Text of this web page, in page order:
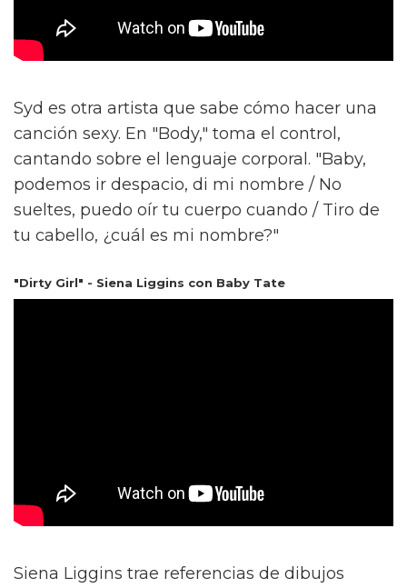
Syd es otra artista que sabe cómo hacer una
canción sexy. En "Body," toma el control,
cantando sobre el lenguaje corporal. "Baby,
podemos ir despacio, di mi nombre / No
sueltes, puedo oír tu cuerpo cuando / Tiro de
tu cabello, ¿cuál es mi nombre?"
"Dirty Girl" - Siena Liggins con Baby Tate
Siena Liggins trae referencias de dibujos